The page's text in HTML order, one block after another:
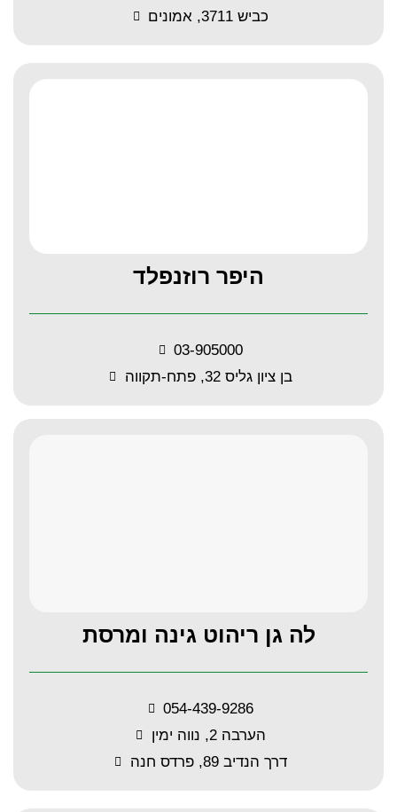
כביש 3711, אמונים
היפר רוזנפלד
03-905000
בן ציון גליס 32, פתח-תקווה
לה גן ריהוט גינה ומרסת
054-439-9286
הערבה 2, נווה ימין
דרך הנדיב 89, פרדס חנה